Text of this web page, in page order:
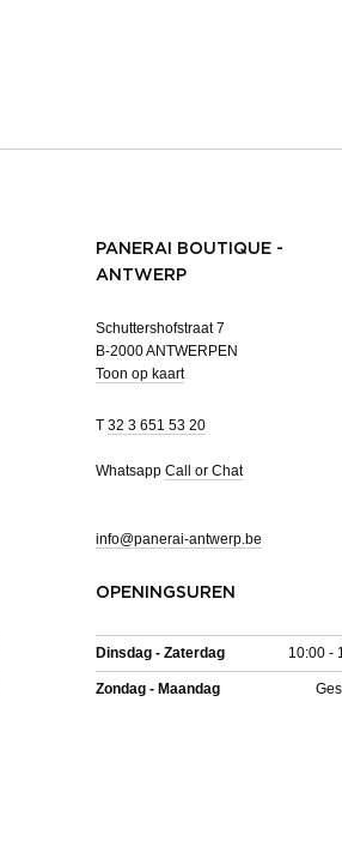
PANERAI BOUTIQUE -
ANTWERP
Schuttershofstraat 7
B-2000 ANTWERPEN
Toon op kaart
T 32 3 651 53 20
Whatsapp Call or Chat
info@panerai-antwerp.be
OPENINGSUREN
Dinsdag - Zaterdag 10:00 -
Zondag - Maandag